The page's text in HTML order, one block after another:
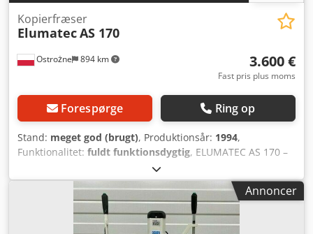
Ostrożne 894 km
Kopierfræser
ElumatecAS 170
3.600 €
Fast pris plus moms
Forespørge Ring op
Stand: meget god (brugt), Produktionsår: 1994,
Funktionalitet: fuldt funktionsdygtig, ELUMATEC AS 170 –
1-spindlet kopifræsemaskine Tekniske data Fræseområde
horisontalt ved anslag: 300 x 120 mm Fræseområde
horisontalt ved kopiskabelon: 285 x 110 mm Fræseudens
omdrejningstal: 12.000 omdr./min Spændeområde for
profiler: 150 x 130 mm, justerbar op til 400 mm
Annoncer